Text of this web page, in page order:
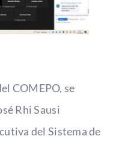
COMEPO, se
Rhi Sausi
del Sistema de